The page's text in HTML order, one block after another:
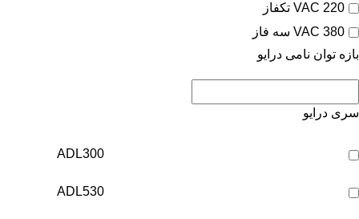
220 VAC تکفاز
380 VAC سه فاز
بازه توان نامی درایو
سری درایو
ADL300
ADL530